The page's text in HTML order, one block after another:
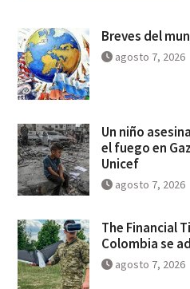
Breves del
agosto 7, 2026
Un niño
el fuego en
Unicef
agosto 7, 2026
The Financial
Colombia se
agosto 7, 2026